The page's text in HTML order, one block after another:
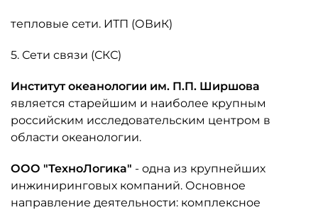
тепловые сети. ИТП (ОВиК)
5. Сети связи (СКС)
Институт океанологии им. П.П. Ширшова
является старейшим и наиболее крупным
российским исследовательским центром в
области океанологии.
ООО "ТехноЛогика" - одна из крупнейших
инжиниринговых компаний. Основное
направление деятельности: комплексное